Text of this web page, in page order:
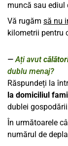
muncă sau ediul
Vă rugăm să nu
kilometrii pentru
Ați avut
dublu menaj?
Răspundeți la
la domiciliul
dublei
În următoarele
numărul de